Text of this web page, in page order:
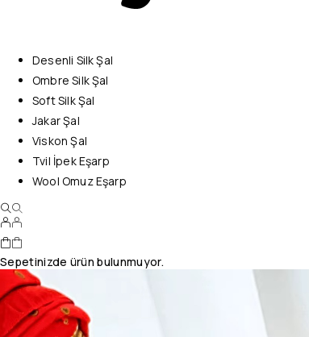
Desenli Silk Şal
Ombre Silk Şal
Soft Silk Şal
Jakar Şal
Viskon Şal
Tvil İpek Eşarp
Wool Omuz Eşarp
Sepetinizde ürün bulunmuyor.